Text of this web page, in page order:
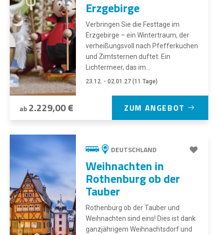
Erzgebirge
Verbringen Sie die Festtage im
Erzgebirge – ein Wintertraum, der
verheißungsvoll nach Pfefferkuchen
und Zimtsternen duftet. Ein
Lichtermeer, das im...
23.12. - 02.01.27 (11 Tage)
ab 2.229,00 € ZUM ANGEBOT
DEUTSCHLAND
Weihnachten in
Rothenburg ob der
Tauber
Rothenburg ob der Tauber und
Weihnachten sind eins! Dies ist dank
ganzjährigem Weihnachtsdorf und